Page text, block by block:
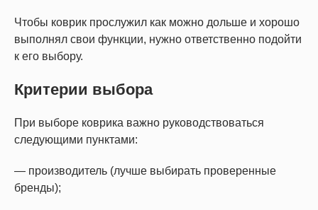
Чтобы коврик прослужил как можно дольше и хорошо
выполнял свои функции, нужно ответственно подойти
к его выбору.
Критерии выбора
При выборе коврика важно руководствоваться
следующими пунктами:
— производитель (лучше выбирать проверенные
бренды);